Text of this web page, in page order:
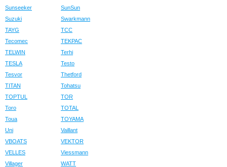
Sunseeker
SunSun
Suzuki
Swarkmann
TAYG
TCC
Tecomec
TEKPAC
TELWIN
Terhi
TESLA
Testo
Tesvor
Thetford
TITAN
Tohatsu
TOPTUL
TOR
Toro
TOTAL
Toua
TOYAMA
Uni
Vaillant
VBOATS
VEKTOR
VELLES
Viessmann
Villager
WATT